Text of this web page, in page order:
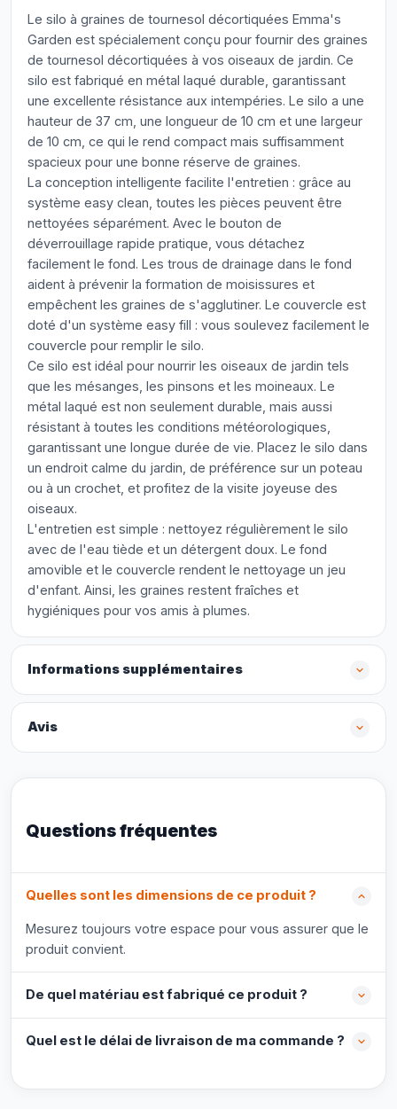
Le silo à graines de tournesol décortiquées Emma's
Garden est spécialement conçu pour fournir des graines
de tournesol décortiquées à vos oiseaux de jardin. Ce
silo est fabriqué en métal laqué durable, garantissant
une excellente résistance aux intempéries. Le silo a une
hauteur de 37 cm, une longueur de 10 cm et une largeur
de 10 cm, ce qui le rend compact mais suffisamment
spacieux pour une bonne réserve de graines.
La conception intelligente facilite l'entretien : grâce au
système easy clean, toutes les pièces peuvent être
nettoyées séparément. Avec le bouton de
déverrouillage rapide pratique, vous détachez
facilement le fond. Les trous de drainage dans le fond
aident à prévenir la formation de moisissures et
empêchent les graines de s'agglutiner. Le couvercle est
doté d'un système easy fill : vous soulevez facilement le
couvercle pour remplir le silo.
Ce silo est idéal pour nourrir les oiseaux de jardin tels
que les mésanges, les pinsons et les moineaux. Le
métal laqué est non seulement durable, mais aussi
résistant à toutes les conditions météorologiques,
garantissant une longue durée de vie. Placez le silo dans
un endroit calme du jardin, de préférence sur un poteau
ou à un crochet, et profitez de la visite joyeuse des
oiseaux.
L'entretien est simple : nettoyez régulièrement le silo
avec de l'eau tiède et un détergent doux. Le fond
amovible et le couvercle rendent le nettoyage un jeu
d'enfant. Ainsi, les graines restent fraîches et
hygiéniques pour vos amis à plumes.
Informations supplémentaires
Avis
Questions fréquentes
Quelles sont les dimensions de ce produit ?
Mesurez toujours votre espace pour vous assurer que le
produit convient.
De quel matériau est fabriqué ce produit ?
Quel est le délai de livraison de ma commande ?